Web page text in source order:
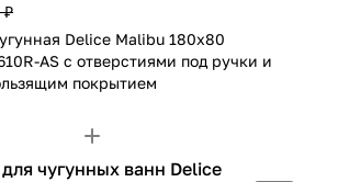
₽
Delice Malibu 180х80
AS с отверстиями под ручки и
покрытием
чугунных ванн Delice